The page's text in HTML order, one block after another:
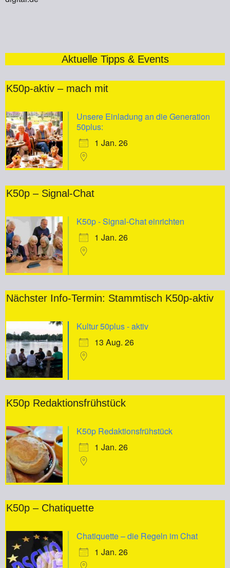
Aktuelle Tipps & Events
K50p-aktiv – mach mit
Unsere Einladung an die Generation
50plus:
1 Jan. 26
K50p – Signal-Chat
K50p - Signal-Chat einrichten
1 Jan. 26
Nächster Info-Termin: Stammtisch K50p-aktiv
Kultur 50plus - aktiv
13 Aug. 26
K50p Redaktionsfrühstück
K50p Redaktionsfrühstück
1 Jan. 26
K50p – Chatiquette
Chatiquette – die Regeln im Chat
1 Jan. 26